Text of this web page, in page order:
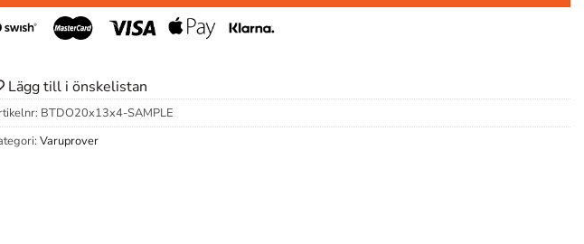
Lägg till i önskelistan
BTDO20x13x4-SAMPLE
Varuprover